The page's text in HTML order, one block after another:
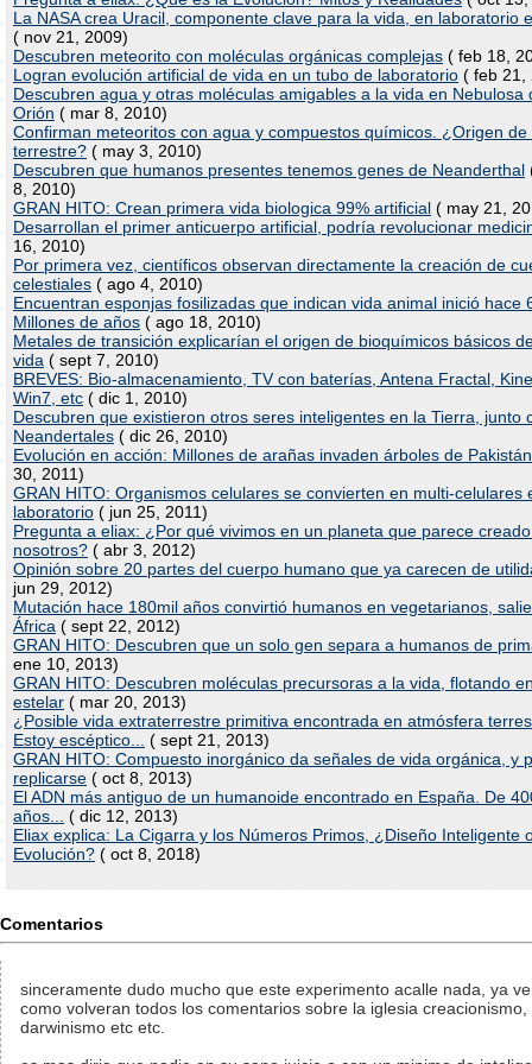
La NASA crea Uracil, componente clave para la vida, en laboratorio
( nov 21, 2009)
Descubren meteorito con moléculas orgánicas complejas ( feb 18,
Logran evolución artificial de vida en un tubo de laboratorio ( feb 21,
Descubren agua y otras moléculas amigables a la vida en Nebulosa
Orión ( mar 8, 2010)
Confirman meteoritos con agua y compuestos químicos. ¿Origen de
terrestre? ( may 3, 2010)
Descubren que humanos presentes tenemos genes de Neanderthal
8, 2010)
GRAN HITO: Crean primera vida biologica 99% artificial ( may 21,
Desarrollan el primer anticuerpo artificial, podría revolucionar
16, 2010)
Por primera vez, científicos observan directamente la creación de
celestiales ( ago 4, 2010)
Encuentran esponjas fosilizadas que indican vida animal inició hace
Millones de años ( ago 18, 2010)
Metales de transición explicarían el origen de bioquímicos básicos
vida ( sept 7, 2010)
BREVES: Bio-almacenamiento, TV con baterías, Antena Fractal,
Win7, etc ( dic 1, 2010)
Descubren que existieron otros seres inteligentes en la Tierra, junto
Neandertales ( dic 26, 2010)
Evolución en acción: Millones de arañas invaden árboles de Pakistán
30, 2011)
GRAN HITO: Organismos celulares se convierten en multi-celulares
laboratorio ( jun 25, 2011)
Pregunta a eliax: ¿Por qué vivimos en un planeta que parece
nosotros? ( abr 3, 2012)
Opinión sobre 20 partes del cuerpo humano que ya carecen de
jun 29, 2012)
Mutación hace 180mil años convirtió humanos en vegetarianos,
África ( sept 22, 2012)
GRAN HITO: Descubren que un solo gen separa a humanos de
ene 10, 2013)
GRAN HITO: Descubren moléculas precursoras a la vida, flotando
estelar ( mar 20, 2013)
¿Posible vida extraterrestre primitiva encontrada en atmósfera
Estoy escéptico...
( sept 21, 2013)
GRAN HITO: Compuesto inorgánico da señales de vida orgánica, y
replicarse ( oct 8, 2013)
El ADN más antiguo de un humanoide encontrado en España. De
años...
( dic 12, 2013)
Eliax explica: La Cigarra y los Números Primos, ¿Diseño Inteligente
Evolución? ( oct 8, 2018)
Comentarios
sinceramente dudo mucho que este experimento acalle nada, ya
como volveran todos los comentarios sobre la iglesia creacionismo,
darwinismo etc etc.